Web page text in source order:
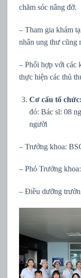
chăm sóc nâng đỡ.
– Tham gia khám
nhân ung thư cũng
– Phối hợp với các
thực hiện các thủ
Cơ cấu tổ chức:
đó: Bác sĩ: 08
người
– Trưởng khoa:
– Phó Trưởng
– Điều dưỡng